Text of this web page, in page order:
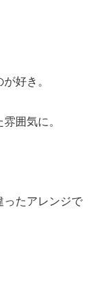
好き。
囲気に。
ったアレンジで